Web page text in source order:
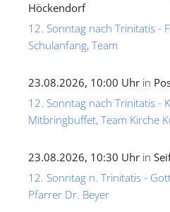
Höckendorf
12. Sonntag nach Trinitatis -
Schulanfang, Team
23.08.2026, 10:00 Uhr in
12. Sonntag nach Trinitatis -
Mitbringbuffet, Team Kirche
23.08.2026, 10:30 Uhr in
12. Sonntag n. Trinitatis -
Pfarrer Dr. Beyer